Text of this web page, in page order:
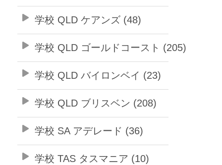
学校 QLD ケアンズ (48)
学校 QLD ゴールドコースト (205)
学校 QLD バイロンベイ (23)
学校 QLD ブリスベン (208)
学校 SA アデレード (36)
学校 TAS タスマニア (10)